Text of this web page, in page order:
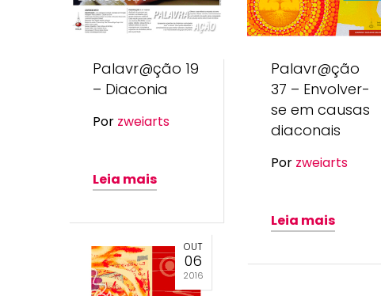
Palavr@ção 19
– Diaconia
Por zweiarts
Leia mais
Palavr@ção
37 – Envolver-
se em causas
diaconais
Por zweiarts
Leia mais
OUT
06
2016